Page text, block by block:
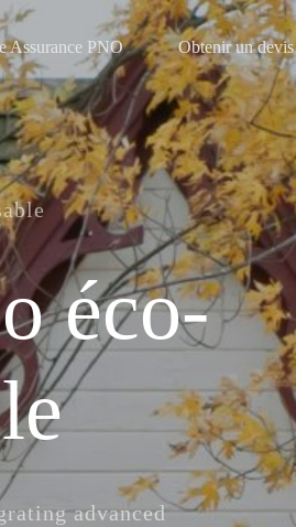
Assurance PNO Obtenir un devis
éco-
advanced